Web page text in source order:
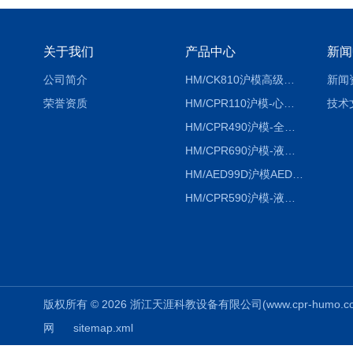
关于我们
公司简介
荣誉资质
产品中心
HM/CPR110沪模-心肺复苏模拟人胸外按压急救教学模型
HM/AED99D沪模AED99D自动体外除颤训练仪
新
新闻
技术
版权所有 © 2026 浙江天涯科教设备有限公司(www.cpr-
网
sitemap.xml